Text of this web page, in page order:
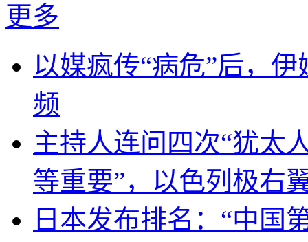
更多
以媒疯传“病危”后，
频
主持人连问四次“犹太
等重要”，以色列极右
日本发布排名：“中国